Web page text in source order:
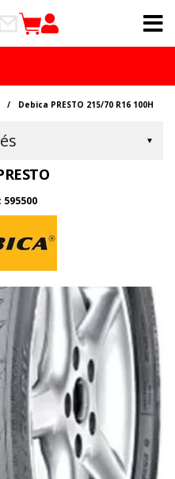
Debica PRESTO 215/70 R16 100H
595500